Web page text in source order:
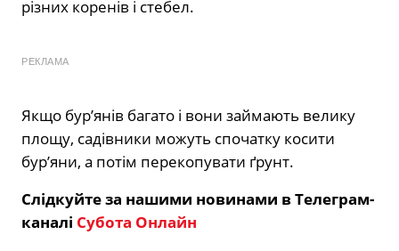
різних коренів і стебел.
РЕКЛАМА
Якщо бур’янів багато і вони займають велику
площу, садівники можуть спочатку косити
бур’яни, а потім перекопувати ґрунт.
Слідкуйте за нашими новинами в Телеграм-
каналі Субота Онлайн